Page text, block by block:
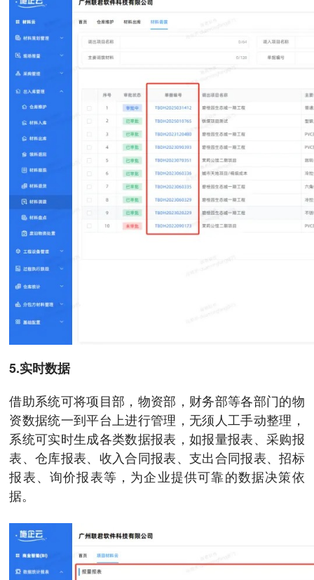
5.实时数据
借助系统可将项目部，物资部，财务部等各部门的物
资数据统一到平台上进行管理，无须人工手动整理，
系统可实时生成各类数据报表，如报量报表、采购报
表、仓库报表、收入合同报表、支出合同报表、招标
报表、询价报表等，为企业提供可靠的数据决策依
据。